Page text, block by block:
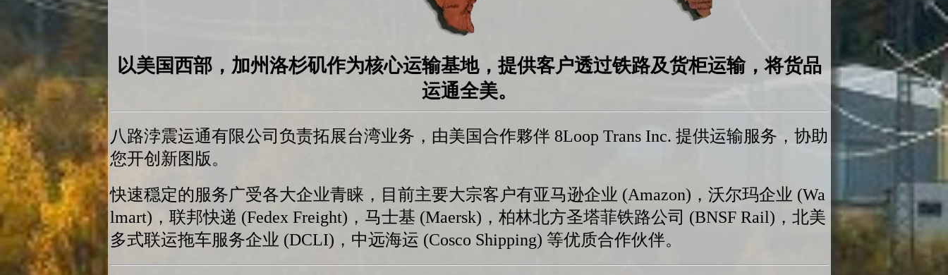
以美国西部，加州洛杉矶作为核心运输基地，提供客户透过铁路及货柜运输，将货品
运通全美。
八路浡震运通有限公司负责拓展台湾业务，由美国合作夥伴 8Loop Trans Inc. 提供运输服务，协助
您开创新图版。
快速穏定的服务广受各大企业青睐，目前主要大宗客户有亚马逊企业 (Amazon)，沃尔玛企业 (Wa
lmart)，联邦快递 (Fedex Freight)，马士基 (Maersk)，柏林北方圣塔菲铁路公司 (BNSF Rail)，北美
多式联运拖车服务企业 (DCLI)，中远海运 (Cosco Shipping) 等优质合作伙伴。